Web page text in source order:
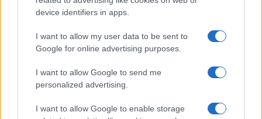
device identifiers in apps.
I want to allow my user data to be sent to
Google for online advertising purposes.
I want to allow Google to send me
personalized advertising.
I want to allow Google to enable storage
NEWS E ATTUALITÀ